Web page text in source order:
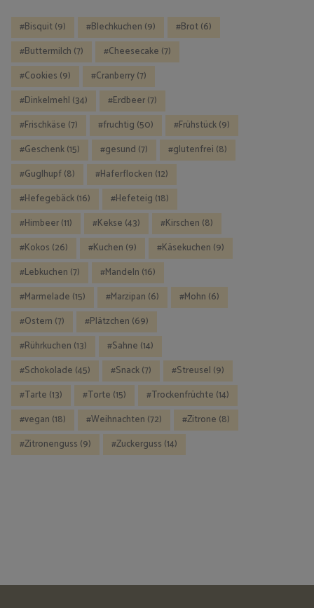
Bisquit(9) Blechkuchen (9) Brot(6)
Buttermilch (7) Cheesecake (7)
Cookies (9) Cranberry(7)
Dinkelmehl (34) Erdbeer(7)
Frischkäse (7) fruchtig (50) Frühstück(9)
Geschenk(15) gesund (7) glutenfrei (8)
Guglhupf(8) Haferflocken (12)
Hefegebäck(16) Hefeteig (18)
Himbeer(11) Kekse (43) Kirschen (8)
Kokos (26) Kuchen (9) Käsekuchen (9)
Lebkuchen (7) Mandeln (16)
Marmelade (15) Marzipan (6) Mohn (6)
Ostern (7) Plätzchen (69)
Rührkuchen (13) Sahne (14)
Schokolade (45) Snack(7) Streusel (9)
Tarte (13) Torte (15) Trockenfrüchte (14)
vegan (18) Weihnachten (72) Zitrone (8)
Zitronenguss (9) Zuckerguss (14)